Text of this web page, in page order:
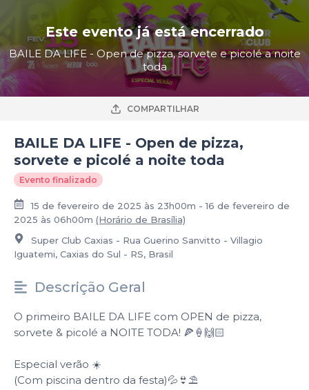
Este evento já está encerrado
BAILE DA LIFE - Open de pizza, sorvete e picolé a noite
toda
COMPARTILHAR
BAILE DA LIFE - Open de pizza,
sorvete e picolé a noite toda
Evento finalizado
15 de fevereiro de 2025 às 23h00m - 16 de fevereiro de
2025 às 06h00m (Horário de Brasília)
Super Club Caxias - Rua Guerino Sanvitto - Villagio
Iguatemi, Caxias do Sul - RS, Brasil
Descrição Geral
O primeiro BAILE DA LIFE com OPEN de pizza,
sorvete & picolé a NOITE TODA! 🍕🍦🙌🏻
Especial verão ☀️
(Com piscina dentro da festa)💦👙⛱️